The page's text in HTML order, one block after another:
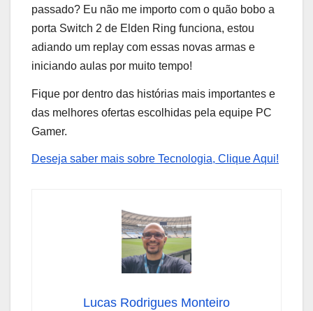
passado? Eu não me importo com o quão bobo a
porta Switch 2 de Elden Ring funciona, estou
adiando um replay com essas novas armas e
iniciando aulas por muito tempo!
Fique por dentro das histórias mais importantes e
das melhores ofertas escolhidas pela equipe PC
Gamer.
Deseja saber mais sobre Tecnologia, Clique Aqui!
Lucas Rodrigues Monteiro